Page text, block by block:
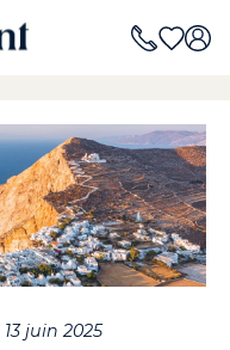
13 juin 2025